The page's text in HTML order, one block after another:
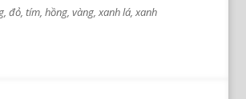
đỏ, tím, hồng, vàng, xanh lá, xanh